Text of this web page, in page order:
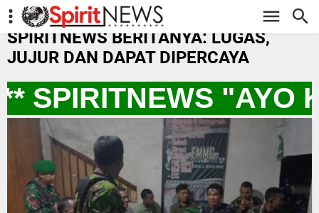
-->
SPIRITNEWS BERITANYA: LUGAS,
JUJUR DAN DAPAT DIPERCAYA
"AYO